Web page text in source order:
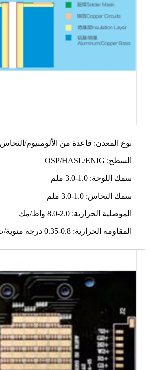
نوع المعدن: قاعدة من الألومنيوم/النحاس
السطح: OSP/HASL/ENIG
سمك اللوحة: 1.0-3.0 ملم
سمك النحاس: 1.0-3.0 ملم
الموصلية الحرارية: 2.0-8.0 واط/مك
المقاومة الحرارية: 0.8-0.35 درجة مئوية/ث